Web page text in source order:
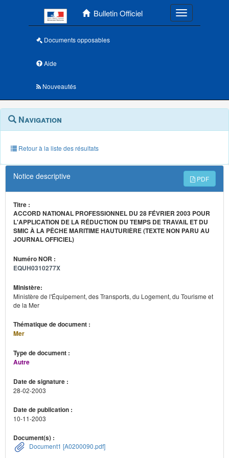
Bulletin Officiel Toggle
Documents opposables
Aide
Nouveautés
Navigation
outils
annexes
Menu
contextuel
Navigation
Retour à la liste des résultats
Notice descriptive PDF
Titre :
ACCORD NATIONAL PROFESSIONNEL DU 28 FÉVRIER 2003 POUR
L'APPLICATION DE LA RÉDUCTION DU TEMPS DE TRAVAIL ET DU
SMIC À LA PÊCHE MARITIME HAUTURIÈRE (TEXTE NON PARU AU
JOURNAL OFFICIEL)
Numéro NOR :
EQUH0310277X
Ministère:
Ministère de l'Équipement, des Transports, du Logement, du Tourisme et
de la Mer
Thématique de document :
Mer
Type de document :
Autre
Date de signature :
28-02-2003
Date de publication :
10-11-2003
Document(s) :
Document1 [A0200090.pdf]